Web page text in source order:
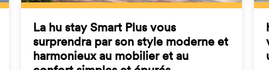
La hu stay Smart Plus vous
surprendra par son style moderne et
harmonieux au mobilier et au